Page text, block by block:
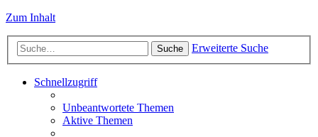
Zum Inhalt
Suche Erweiterte Suche
Schnellzugriff
Unbeantwortete Themen
Aktive Themen